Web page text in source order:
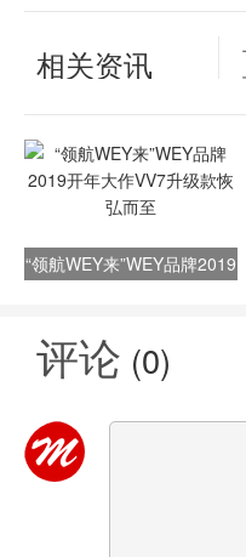
相关资讯
“领航WEY来”WEY品牌2019
评论 (0)